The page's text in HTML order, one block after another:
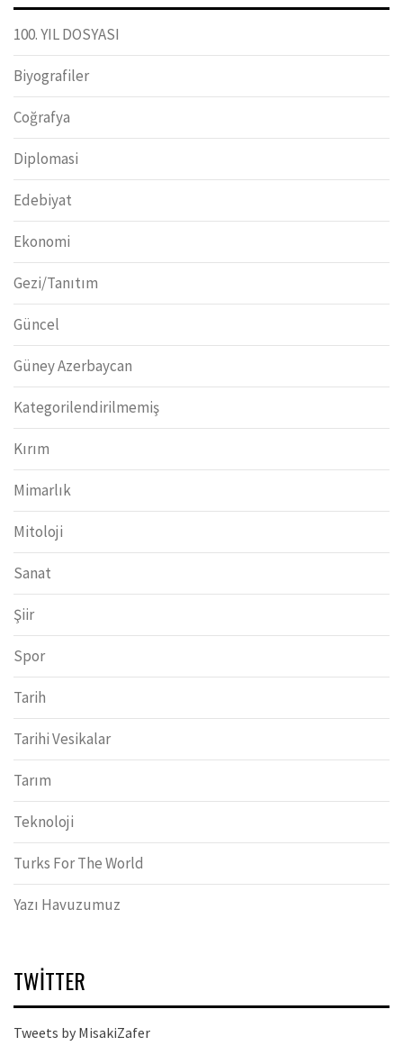
100. YIL DOSYASI
Biyografiler
Coğrafya
Diplomasi
Edebiyat
Ekonomi
Gezi/Tanıtım
Güncel
Güney Azerbaycan
Kategorilendirilmemiş
Kırım
Mimarlık
Mitoloji
Sanat
Şiir
Spor
Tarih
Tarihi Vesikalar
Tarım
Teknoloji
Turks For The World
Yazı Havuzumuz
TWITTER
Tweets by MisakiZafer